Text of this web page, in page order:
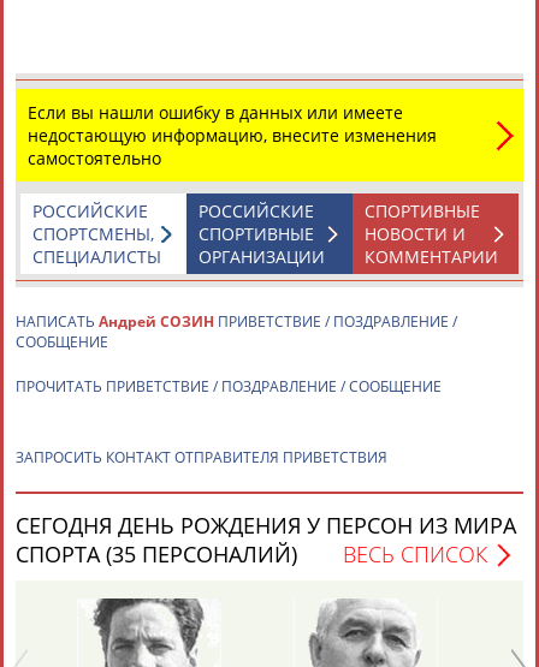
Флюра
АББАТЕ-
БУЛАТОВА
Татьяна
АББЯСОВА
АБДИКАРИМОВААБДРАХМАНОВ
Каримжан
АБДРАХМАНОВ
Аделя
АБДРАХМАНОВА
Андрей
АБДУВАЛИЕВ
Герман
АБДУЛАЕВ
Если вы нашли ошибку в данных или имеете
недостающую информацию, внесите изменения
самостоятельно
СПОРТИВНЫЕ
НОВОСТИ И
КОММЕНТАРИИ
РОССИЙСКИЕ
СПОРТИВНЫЕ
ОРГАНИЗАЦИИ
РОССИЙСКИЕ
СПОРТСМЕНЫ,
СПЕЦИАЛИСТЫ
НАПИСАТЬ Андрей СОЗИН ПРИВЕТСТВИЕ / ПОЗДРАВЛЕНИЕ /
СООБЩЕНИЕ
ПРОЧИТАТЬ ПРИВЕТСТВИЕ / ПОЗДРАВЛЕНИЕ / СООБЩЕНИЕ
ЗАПРОСИТЬ КОНТАКТ ОТПРАВИТЕЛЯ ПРИВЕТСТВИЯ
СЕГОДНЯ ДЕНЬ РОЖДЕНИЯ У ПЕРСОН ИЗ МИРА
СПОРТА (35 ПЕРСОНАЛИЙ)
ВЕСЬ СПИСОК